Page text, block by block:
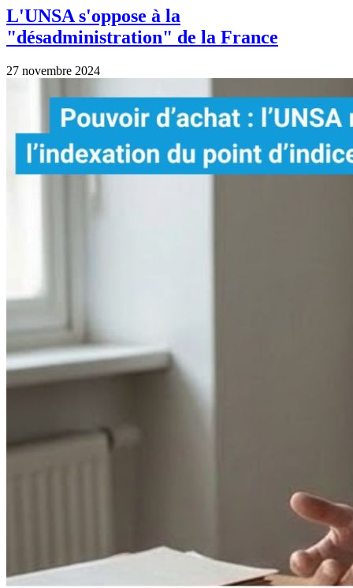
L'UNSA s'oppose à la
"désadministration" de la France
27 novembre 2024